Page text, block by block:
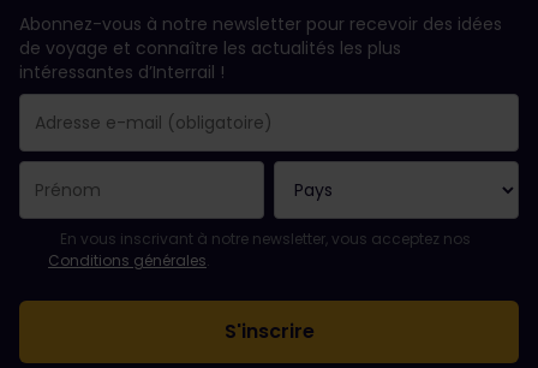
Abonnez-vous à notre newsletter pour recevoir des idées
de voyage et connaître les actualités les plus
intéressantes d’Interrail !
Votre abonnement a bien été pris en compte.
Le champ adresse e-mail est obligatoire.
L'adresse e-mail n'est pas valide !
L'inscription à la newsletter a échoué. Veuillez réessayer
Vous êtes déjà abonné(e) à cette newsletter.
Veuillez accepter les conditions générales pour vous inscrire à
En vous inscrivant à notre newsletter, vous acceptez nos
Conditions générales.